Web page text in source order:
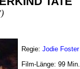
Regie: Jodie Foster
Film-Länge: 99 Min.